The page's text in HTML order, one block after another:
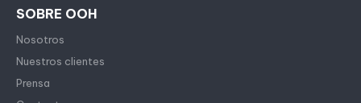
SOBRE OOH
Nosotros
Nuestros clientes
Prensa